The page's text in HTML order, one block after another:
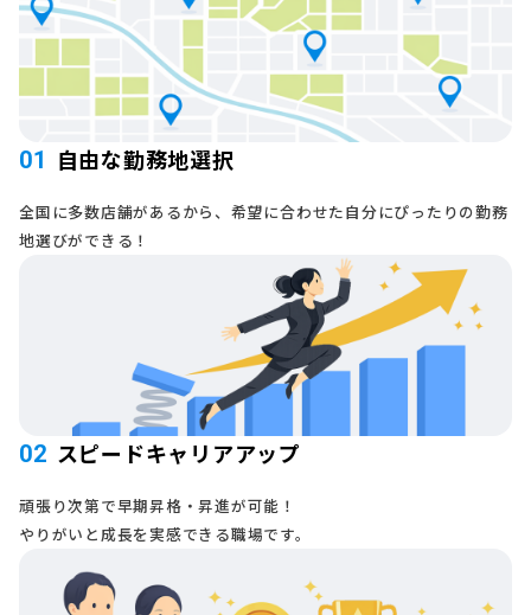
01 自由な勤務地選択
全国に多数店舗があるから、希望に合わせた自分にぴったりの勤務
地選びができる！
02 スピードキャリアアップ
頑張り次第で早期昇格・昇進が可能！
やりがいと成長を実感できる職場です。